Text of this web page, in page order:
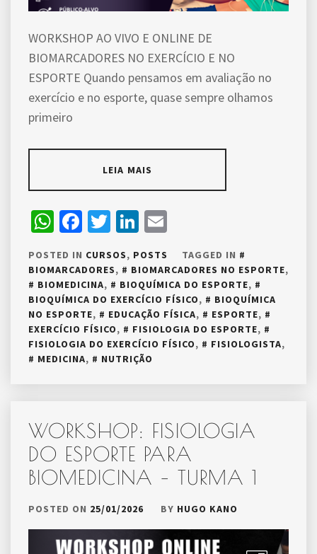
WORKSHOP AO VIVO E ONLINE DE
BIOMARCADORES NO EXERCÍCIO E NO
ESPORTE Quando pensamos em avaliação no
exercício e no esporte, quase sempre olhamos
primeiro
LEIA MAIS
WhatsApp
Facebook
TwitterLinkedIn
POSTED IN CURSOS, POSTS
TAGGED IN
BIOMARCADORES, BIOMARCADORES NO ESPORTE,
BIOMEDICINA, BIOQUÍMICA DO ESPORTE,
BIOQUÍMICA DO EXERCÍCIO FÍSICO,
BIOQUÍMICA
NO ESPORTE, EDUCAÇÃO FÍSICA, ESPORTE,
EXERCÍCIO FÍSICO, FISIOLOGIA DO ESPORTE,
FISIOLOGIA DO EXERCÍCIO FÍSICO, FISIOLOGISTA,
MEDICINA, NUTRIÇÃO
WORKSHOP: FISIOLOGIA
DO ESPORTE PARA
BIOMEDICINA – TURMA 1
POSTED ON 25/01/2026 BY HUGO KANO